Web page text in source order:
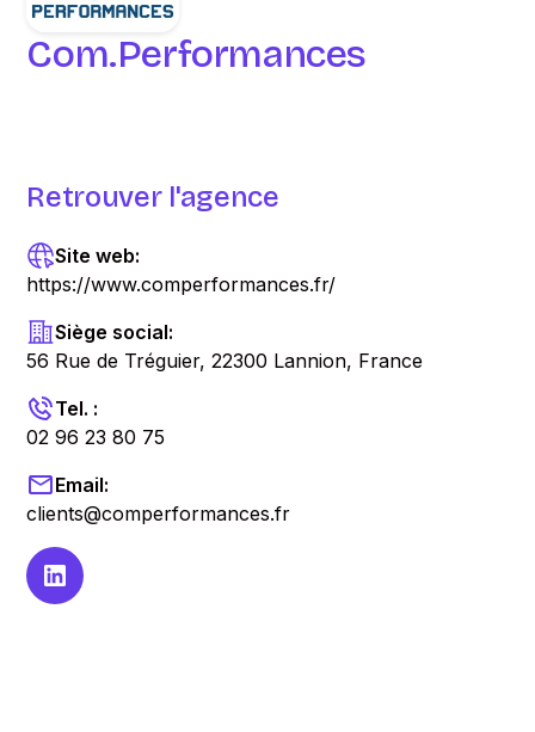
Com.Performances
Retrouver l'agence
Site web:
https://www.comperformances.fr/
Siège social:
56 Rue de Tréguier, 22300 Lannion, France
Tel. :
02 96 23 80 75
Email:
clients@comperformances.fr